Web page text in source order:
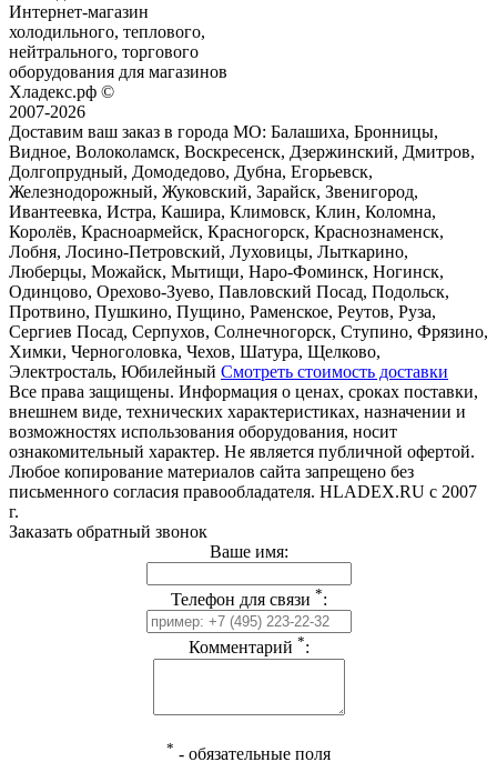
Интернет-магазин
холодильного, теплового,
нейтрального, торгового
оборудования для магазинов
Хладекс.рф ©
2007-2026
Доставим ваш заказ в города МО: Балашиха, Бронницы,
Видное, Волоколамск, Воскресенск, Дзержинский, Дмитров,
Долгопрудный, Домодедово, Дубна, Егорьевск,
Железнодорожный, Жуковский, Зарайск, Звенигород,
Ивантеевка, Истра, Кашира, Климовск, Клин, Коломна,
Королёв, Красноармейск, Красногорск, Краснознаменск,
Лобня, Лосино-Петровский, Луховицы, Лыткарино,
Люберцы, Можайск, Мытищи, Наро-Фоминск, Ногинск,
Одинцово, Орехово-Зуево, Павловский Посад, Подольск,
Протвино, Пушкино, Пущино, Раменское, Реутов, Руза,
Сергиев Посад, Серпухов, Солнечногорск, Ступино, Фрязино,
Химки, Черноголовка, Чехов, Шатура, Щелково,
Электросталь, Юбилейный Смотреть стоимость доставки
Все права защищены. Информация о ценах, сроках поставки,
внешнем виде, технических характеристиках, назначении и
возможностях использования оборудования, носит
ознакомительный характер. Не является публичной офертой.
Любое копирование материалов сайта запрещено без
письменного согласия правообладателя. HLADEX.RU c 2007
г.
Заказать обратный звонок
Ваше имя:
Телефон для связи *:
Комментарий *:
* - обязательные поля